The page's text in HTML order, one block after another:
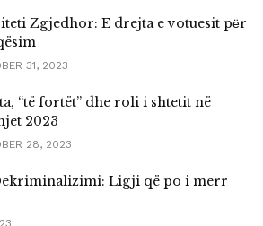
Zgjedhor: E drejta e votuesit pёr
31, 2023
“të fortët” dhe roli i shtetit në
2023
28, 2023
Ligji që po i merr